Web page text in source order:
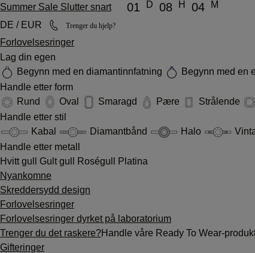
Summer Sale Slutter snart 01 D 08 H 04
M
DE / EUR
Trenger du hjelp?
Forlovelsesringer
Lag din egen
Begynn med en diamantinnfatning
Begynn med en
Handle etter form
Rund
Oval Smaragd Pære Strålende
Handle etter stil
Kabal
Diamantbånd Halo
Handle etter metall
Hvitt gull Gult gull Roségull
Platina
Nyankomne
Skreddersydd design
Forlovelsesringer
Forlovelsesringer dyrket på laboratorium
Trenger du det raskere?Handle våre Ready To Wear-
Gifteringer